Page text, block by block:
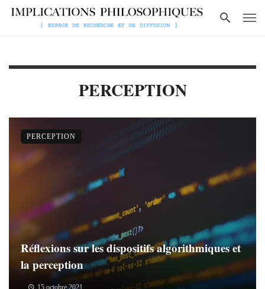
PERCEPTION
Réflexions sur les dispositifs algorithmiques et
la perception
15 octobre 2021
PERCEPTION